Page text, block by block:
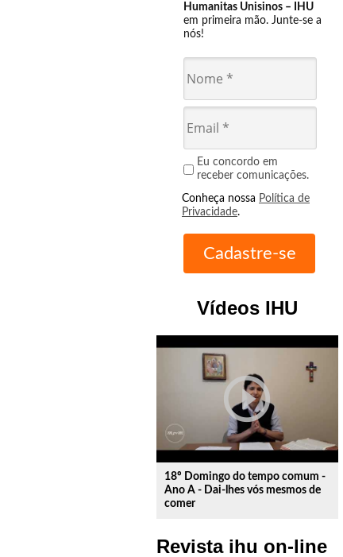
Humanitas Unisinos – IHU
em primeira mão. Junte-se a
nós!
Eu concordo em
receber comunicações.
Conheça nossa Política de
Privacidade.
Vídeos IHU
play_circle_outline
18º Domingo do tempo comum -
Ano A - Dai-lhes vós mesmos de
comer
Revista ihu on-line